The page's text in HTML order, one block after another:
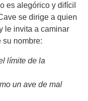
es alegórico y difícil
se dirige a quien
le invita a caminar
su nombre:
límite de la
un ave de mal